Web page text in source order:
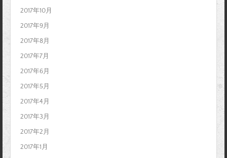
2017年10月
2017年9月
2017年8月
2017年7月
2017年6月
2017年5月
2017年4月
2017年3月
2017年2月
2017年1月